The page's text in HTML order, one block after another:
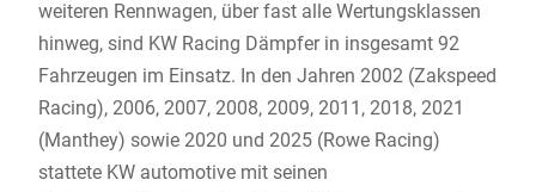
weiteren Rennwagen, über fast alle Wertungsklassen
hinweg, sind KW Racing Dämpfer in insgesamt 92
Fahrzeugen im Einsatz. In den Jahren 2002 (Zakspeed
Racing), 2006, 2007, 2008, 2009, 2011, 2018, 2021
(Manthey) sowie 2020 und 2025 (Rowe Racing)
stattete KW automotive mit seinen